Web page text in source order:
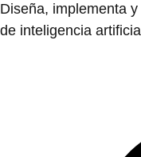
Diseña, implementa
de inteligencia